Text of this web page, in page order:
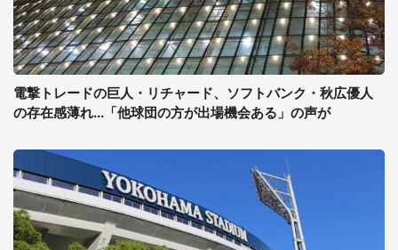
電撃トレードの巨人・リチャード、ソフトバンク・秋広優人
の存在感薄れ...「他球団の方が出場機会ある」の声が